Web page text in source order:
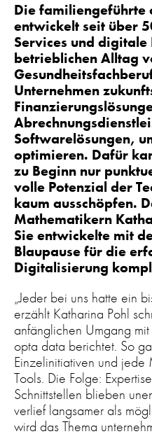
Die familiengeführte
entwickelt seit über
Services und digitale
betrieblichen Alltag
Unternehmen
Softwarelösungen,
optimieren. Dafür
zu Beginn nur
volle Potenzial der
kaum ausschöpfen.
Mathematikern
Sie entwickelte mit
Blaupause für die
Digitalisierung
„Jeder bei uns hatte ein
erzählt Katharina Pohl
anfänglichen Umgang
opta data berichtet. So
Einzelinitiativen und
Tools. Die Folge:
Schnittstellen blieben
verlief langsamer als
wird das Thema